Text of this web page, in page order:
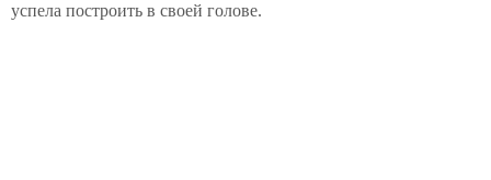
успела построить в своей голове.